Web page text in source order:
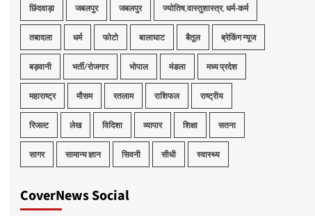
छिंदवाड़ा जबलपुर जबलपुर ज्योतिष,वास्तुशास्त्र, धर्म-कर्म
तबादला धर्म फोटो बालाघाट बैतूल ब्रेकिंग न्यूज
बड़वानी भर्ती/रोजगार भोपाल मंडला मध्य प्रदेश
महाराष्ट्र मौसम रतलाम राशिफल राष्ट्रीय
रिजल्ट लेख विदिशा व्यापार शिक्षा सतना
सागर सामान्य ज्ञान सिवनी सीधी स्वास्थ्य
CoverNews Social